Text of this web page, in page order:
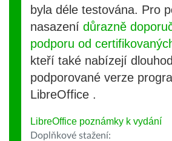
byla déle testována. Pro
nasazení důrazně
podporu od
kteří také nabízejí
podporované verze
LibreOffice .
LibreOffice poznámky k vydání
Doplňkové stažení: